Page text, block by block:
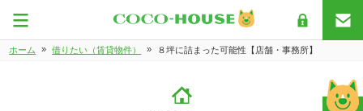
ホーム » 借りたい（賃貸物件） » ８坪に詰まった可能性【店舗・事務所】